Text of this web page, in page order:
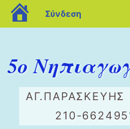
5ο
ΑΓ.ΠΑΡΑΣΚΕΥΉΣ
210-
blogs.sch.gr
Σύνδεση